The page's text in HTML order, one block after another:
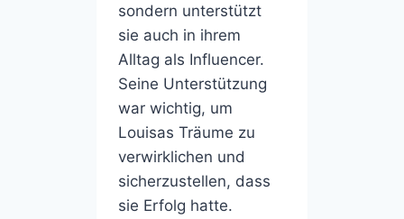
sondern unterstützt
sie auch in ihrem
Alltag als Influencer.
Seine Unterstützung
war wichtig, um
Louisas Träume zu
verwirklichen und
sicherzustellen, dass
sie Erfolg hatte.